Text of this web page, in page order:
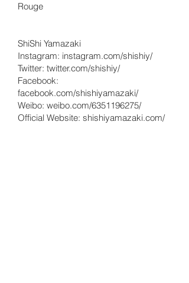
Rouge
ShiShi Yamazaki
Instagram: instagram.com/shishiy/
Twitter: twitter.com/shishiy/
Facebook:
facebook.com/shishiyamazaki/
Weibo: weibo.com/6351196275/
Official Website: shishiyamazaki.com/